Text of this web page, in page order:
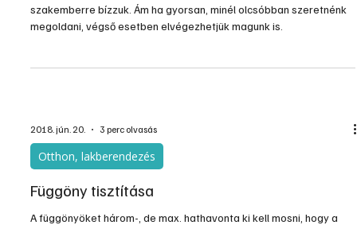
szakemberre bízzuk. Ám ha gyorsan, minél olcsóbban szeretnénk
megoldani, végső esetben elvégezhetjük magunk is.
2018. jún. 20. 3 perc olvasás
Otthon, lakberendezés
Függöny tisztítása
A függönyöket három-, de max. hathavonta ki kell mosni, hogy a